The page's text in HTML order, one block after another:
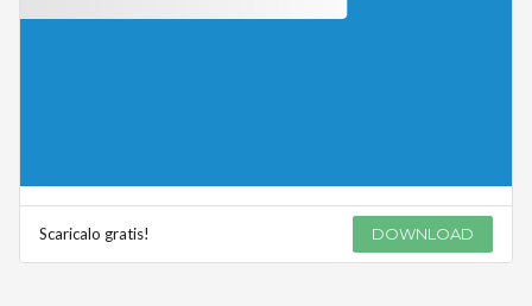
Scaricalo gratis! DOWNLOAD